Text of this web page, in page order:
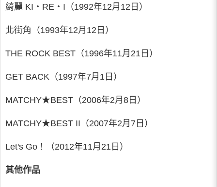
綺麗 KI・RE・I（1992年12月12日）
北街角（1993年12月12日）
THE ROCK BEST（1996年11月21日）
GET BACK（1997年7月1日）
MATCHY★BEST（2006年2月8日）
MATCHY★BEST II（2007年2月7日）
Let's Go！（2012年11月21日）
其他作品